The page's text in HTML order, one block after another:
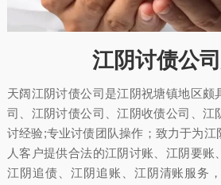
江阴讨债公
天阔江阴讨债公司是江阴祝塘镇地区颇
司、江阴讨债公司、江阴收债公司、江
讨经验;专业讨债团队操作；致力于为江
人客户提供合法的江阴讨账、江阴要账
江阴追债、江阴追账、江阴清账服务